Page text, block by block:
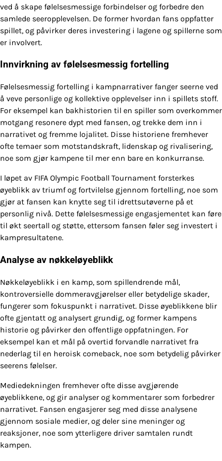
ved å skape følelsesmessige forbindelser og forbedre den
samlede seeropplevelsen. De former hvordan fans oppfatter
spillet, og påvirker deres investering i lagene og spillerne som
er involvert.
Innvirkning av følelsesmessig fortelling
Følelsesmessig fortelling i kampnarrativer fanger seerne ved
å veve personlige og kollektive opplevelser inn i spillets stoff.
For eksempel kan bakhistorien til en spiller som overkommer
motgang resonere dypt med fansen, og trekke dem inn i
narrativet og fremme lojalitet. Disse historiene fremhever
ofte temaer som motstandskraft, lidenskap og rivalisering,
noe som gjør kampene til mer enn bare en konkurranse.
I løpet av FIFA Olympic Football Tournament forsterkes
øyeblikk av triumf og fortvilelse gjennom fortelling, noe som
gjør at fansen kan knytte seg til idrettsutøverne på et
personlig nivå. Dette følelsesmessige engasjementet kan føre
til økt seertall og støtte, ettersom fansen føler seg investert i
kampresultatene.
Analyse av nøkkeløyeblikk
Nøkkeløyeblikk i en kamp, som spillendrende mål,
kontroversielle dommeravgjørelser eller betydelige skader,
fungerer som fokuspunkt i narrativet. Disse øyeblikkene blir
ofte gjentatt og analysert grundig, og former kampens
historie og påvirker den offentlige oppfatningen. For
eksempel kan et mål på overtid forvandle narrativet fra
nederlag til en heroisk comeback, noe som betydelig påvirker
seerens følelser.
Mediedekningen fremhever ofte disse avgjørende
øyeblikkene, og gir analyser og kommentarer som forbedrer
narrativet. Fansen engasjerer seg med disse analysene
gjennom sosiale medier, og deler sine meninger og
reaksjoner, noe som ytterligere driver samtalen rundt
kampen.